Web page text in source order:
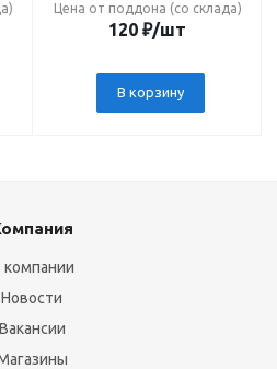
Цена от поддона (со склада)
120 ₽/шт
В корзину
Новости
Вакансии